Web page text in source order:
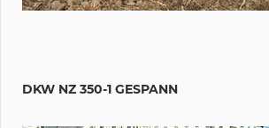
DKW NZ 350-1 GESPANN